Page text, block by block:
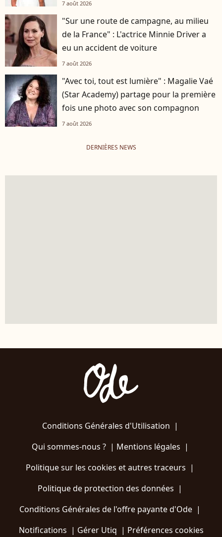
7 août 2026
"Sur une route de campagne, au milieu
de la France" : L'actrice Minnie Driver a
eu un accident de voiture
7 août 2026
"Avec toi, tout est lumière" : Magalie Vaé
(Star Academy) partage pour la première
fois une photo avec son compagnon
7 août 2026
DERNIÈRES NEWS
Conditions Générales d'Utilisation |
Qui sommes-nous ?| Mentions légales |
Politique sur les cookies et autres traceurs |
Politique de protection des données |
Conditions Générales de l'offre payante d'Ode |
Notifications | Gérer Utiq | Préférences cookies